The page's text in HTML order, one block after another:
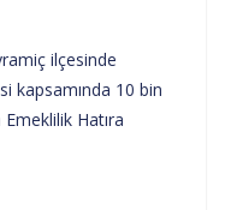
ilçesinde
kapsamında 10 bin
Hatıra